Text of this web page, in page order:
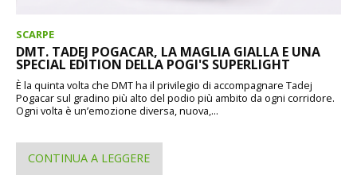
SCARPE
DMT. TADEJ POGACAR, LA MAGLIA GIALLA E UNA
SPECIAL EDITION DELLA POGI'S SUPERLIGHT
È la quinta volta che DMT ha il privilegio di accompagnare Tadej
Pogacar sul gradino più alto del podio più ambito da ogni corridore.
Ogni volta è un’emozione diversa, nuova,...
CONTINUA A LEGGERE